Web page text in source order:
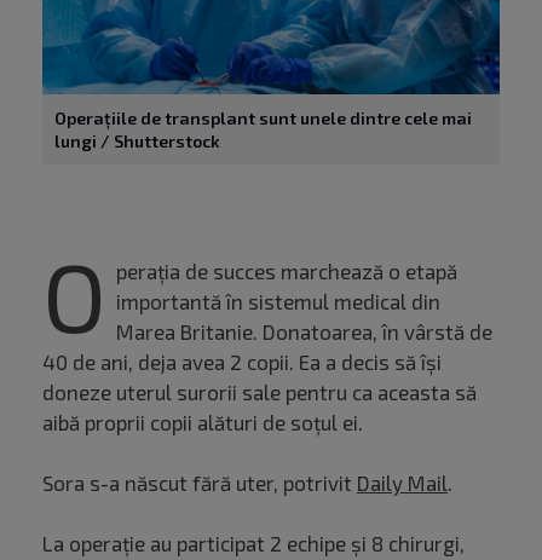
Operațiile de transplant sunt unele dintre cele mai
lungi / Shutterstock
O
perația de succes marchează o etapă
importantă în sistemul medical din
Marea Britanie. Donatoarea, în vârstă de
40 de ani, deja avea 2 copii. Ea a decis să își
doneze uterul surorii sale pentru ca aceasta să
aibă proprii copii alături de soțul ei.
Sora s-a născut fără uter, potrivit Daily Mail.
La operație au participat 2 echipe și 8 chirurgi,